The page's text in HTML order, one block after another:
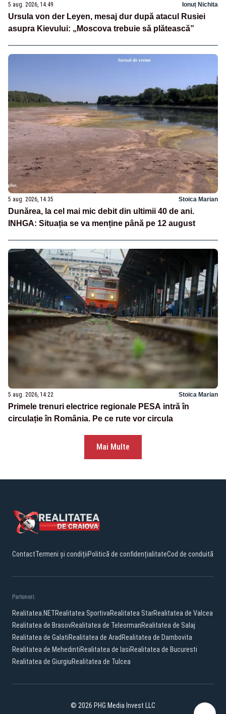
5 aug. 2026, 14:49 Ionuț Nichita
Ursula von der Leyen, mesaj dur după atacul Rusiei
asupra Kievului: „Moscova trebuie să plătească”
5 aug. 2026, 14:35 Stoica Marian
Dunărea, la cel mai mic debit din ultimii 40 de ani.
INHGA: Situația se va menține până pe 12 august
5 aug. 2026, 14:22 Stoica Marian
Primele trenuri electrice regionale PESA intră în
circulație în România. Pe ce rute vor circula
Mai Multe
ContactTermeni și condițiiPolitică de confidențialitateCod de conduită
Parteneri:
Realitatea.NETRealitatea SportivaRealitatea StarRealitatea de Valcea
Realitatea de BrasovRealitatea de TeleormanRealitatea de Salaj
Realitatea de GalatiRealitatea de Arad Realitatea de Dambovita
Realitatea de MehedintiRealitatea de IasiRealitatea de Bucuresti
Realitatea de GiurgiuRealitatea de Tulcea
© 2026 PHG Media Invest LLC